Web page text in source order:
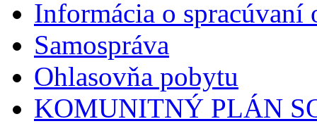
Informácia o spracúvaní
Samospráva
Ohlasovňa pobytu
KOMUNITNÝ PLÁN